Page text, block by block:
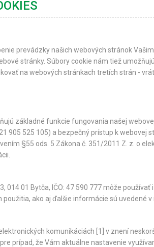
prevádzky našich webových stránok
stránky. Súbory cookie nám tiež
na webových stránkach tretích strán -
základné funkcie fungovania našej
905 525 105) a bezpečný prístup k webovej
§55 ods. 5 Zákona č. 351/2011 Z. z. o
014 01 Bytča, IČO: 47 590 777 môže
ako aj ďalšie informácie sú uvedené
komunikáciách [1] v znení
prípad, že Vám aktuálne nastavenie